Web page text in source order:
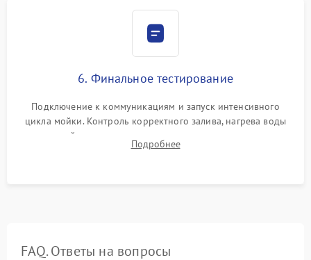
6. Финальное тестирование
Подключение к коммуникациям и запуск интенсивного
цикла мойки. Контроль корректного залива, нагрева воды
до нужной температуры, отсутствия посторонних шумов,
штатного слива и абсолютной сухости в поддоне.
Подробнее
FAQ. Ответы на вопросы